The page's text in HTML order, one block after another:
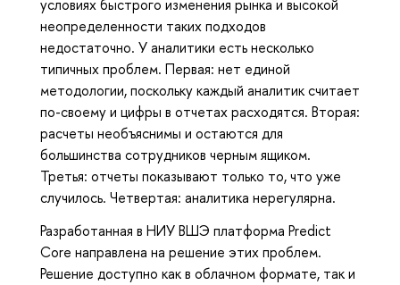
условиях быстрого изменения рынка и высокой
неопределенности таких подходов
недостаточно. У аналитики есть несколько
типичных проблем. Первая: нет единой
методологии, поскольку каждый аналитик считает
по-своему и цифры в отчетах расходятся. Вторая:
расчеты необъяснимы и остаются для
большинства сотрудников черным ящиком.
Третья: отчеты показывают только то, что уже
случилось. Четвертая: аналитика нерегулярна.
Разработанная в НИУ ВШЭ платформа Predict
Core направлена на решение этих проблем.
Решение доступно как в облачном формате, так и